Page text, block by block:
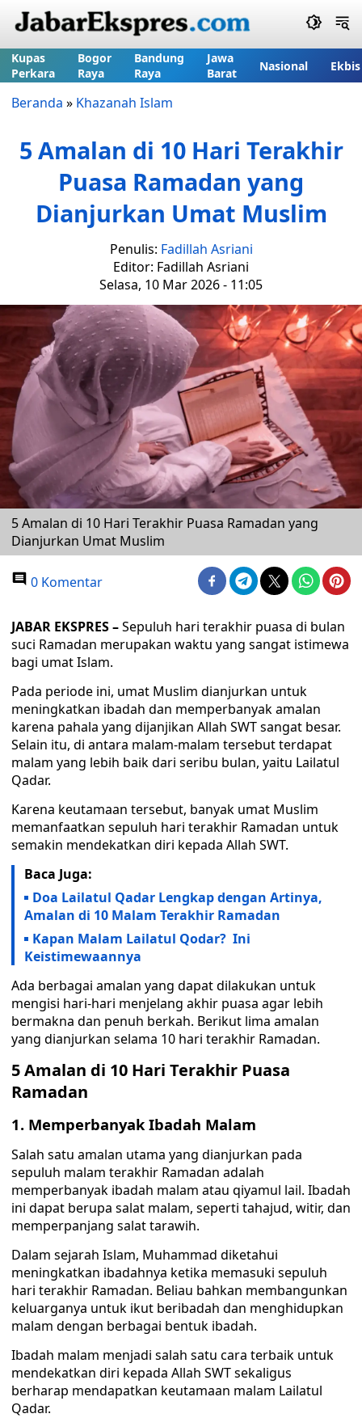
Kupas
Perkara
Bogor
Raya
Bandung
Raya
Jawa
Barat
Nasional Ekbis
Beranda » Khazanah Islam
5 Amalan di 10 Hari Terakhir
Puasa Ramadan yang
Dianjurkan Umat Muslim
Penulis: Fadillah Asriani
Editor: Fadillah Asriani
Selasa, 10 Mar 2026 - 11:05
5 Amalan di 10 Hari Terakhir Puasa Ramadan yang
Dianjurkan Umat Muslim
0 Komentar
JABAR EKSPRES –Sepuluh hari terakhir puasa di bulan
suci Ramadan merupakan waktu yang sangat istimewa
bagi umat Islam.
Pada periode ini, umat Muslim dianjurkan untuk
meningkatkan ibadah dan memperbanyak amalan
karena pahala yang dijanjikan Allah SWT sangat besar.
Selain itu, di antara malam-malam tersebut terdapat
malam yang lebih baik dari seribu bulan, yaitu Lailatul
Qadar.
Karena keutamaan tersebut, banyak umat Muslim
memanfaatkan sepuluh hari terakhir Ramadan untuk
semakin mendekatkan diri kepada Allah SWT.
Baca Juga:
Doa Lailatul Qadar Lengkap dengan Artinya,
Amalan di 10 Malam Terakhir Ramadan
Kapan Malam Lailatul Qodar? Ini
Keistimewaannya
Ada berbagai amalan yang dapat dilakukan untuk
mengisi hari-hari menjelang akhir puasa agar lebih
bermakna dan penuh berkah. Berikut lima amalan
yang dianjurkan selama 10 hari terakhir Ramadan.
5 Amalan di 10 Hari Terakhir Puasa
Ramadan
1. Memperbanyak Ibadah Malam
Salah satu amalan utama yang dianjurkan pada
sepuluh malam terakhir Ramadan adalah
memperbanyak ibadah malam atau qiyamul lail. Ibadah
ini dapat berupa salat malam, seperti tahajud, witir, dan
memperpanjang salat tarawih.
Dalam sejarah Islam, Muhammad diketahui
meningkatkan ibadahnya ketika memasuki sepuluh
hari terakhir Ramadan. Beliau bahkan membangunkan
keluarganya untuk ikut beribadah dan menghidupkan
malam dengan berbagai bentuk ibadah.
Ibadah malam menjadi salah satu cara terbaik untuk
mendekatkan diri kepada Allah SWT sekaligus
berharap mendapatkan keutamaan malam Lailatul
Qadar.